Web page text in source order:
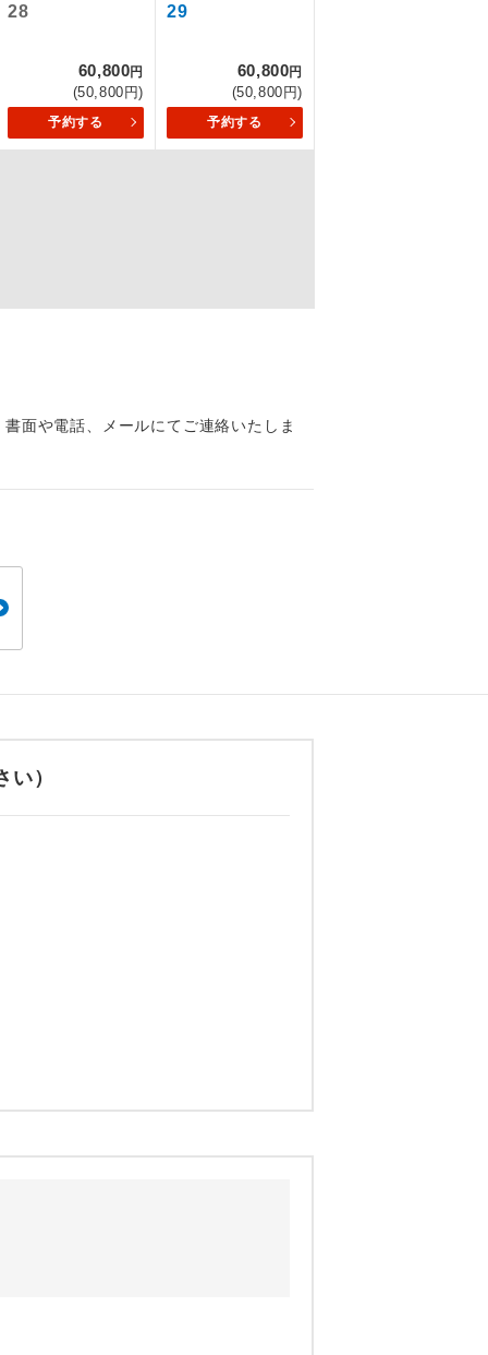
28
60,800円
(50,800円)
予約する
29
60,800円
(50,800円)
予約する
面や電話、メールにてご連絡いたしま
）
。